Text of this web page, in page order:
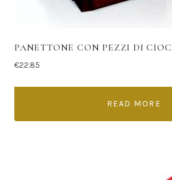
PANETTONE CON PEZZI DI
€22.85
READ MORE